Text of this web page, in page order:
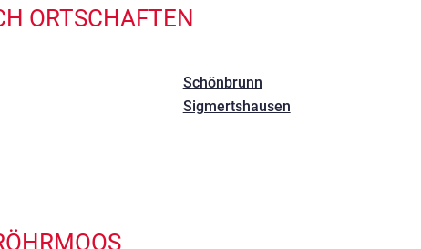
ORTSCHAFTEN
Schönbrunn
Sigmertshausen